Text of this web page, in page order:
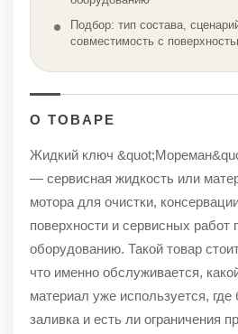
Подбор: тип состава,
совместимость с
О ТОВАРЕ
Жидкий ключ
— сервисная жидкость или
мотора для очистки,
поверхности и сервисных работ
оборудованию. Такой товар
что именно обслуживается,
материал уже используется,
заливка и есть ли ограничения